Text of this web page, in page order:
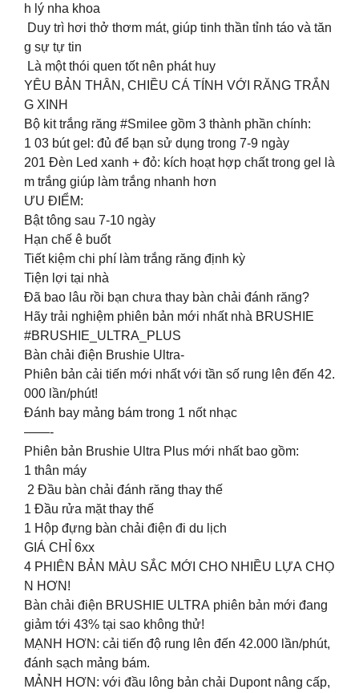
h lý nha khoa
Duy trì hơi thở thơm mát, giúp tinh thần tỉnh táo và tăn
g sự tự tin
Là một thói quen tốt nên phát huy
️️YÊU BẢN THÂN, CHIỀU CÁ TÍNH VỚI RĂNG TRẮN
G XINH
Bộ kit trắng răng #Smilee gồm 3 thành phần chính:
1️ 03 bút gel: đủ để bạn sử dụng trong 7-9 ngày
2️01 Đèn Led xanh + đỏ: kích hoạt hợp chất trong gel là
m trắng giúp làm trắng nhanh hơn
ƯU ĐIỂM:
️Bật tông sau 7-10 ngày
️Hạn chế ê buốt
️Tiết kiệm chi phí làm trắng răng định kỳ
️Tiện lợi tại nhà
Đã bao lâu rồi bạn chưa thay bàn chải đánh răng?
Hãy trải nghiệm phiên bản mới nhất nhà BRUSHIE
#BRUSHIE_ULTRA_PLUS
Bàn chải điện Brushie Ultra-
Phiên bản cải tiến mới nhất với tần số rung lên đến 42.
000 lần/phút!
Đánh bay mảng bám trong 1 nốt nhạc️️️
——-
Phiên bản Brushie Ultra Plus mới nhất bao gồm:
1 thân máy
2 Đầu bàn chải đánh răng thay thế
1 Đầu rửa mặt thay thế
1 Hộp đựng bàn chải điện đi du lịch
GIÁ CHỈ 6xx
4 PHIÊN BẢN MÀU SẮC MỚI CHO NHIỀU LỰA CHỌ
N HƠN!
Bàn chải điện BRUSHIE ULTRA phiên bản mới đang
giảm tới 43% tại sao không thử!
️MẠNH HƠN: cải tiến độ rung lên đến 42.000 lần/phút,
đánh sạch mảng bám.
️MẢNH HƠN: với đầu lông bản chải Dupont nâng cấp,